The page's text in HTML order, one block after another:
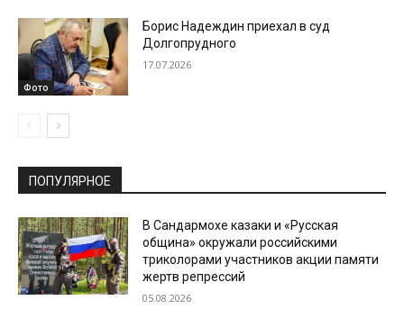
Фото
Борис Надеждин приехал в суд
Долгопрудного
17.07.2026
ПОПУЛЯРНОЕ
В Сандармохе казаки и «Русская
община» окружали российскими
триколорами участников акции памяти
жертв репрессий
05.08.2026